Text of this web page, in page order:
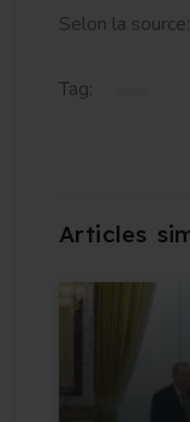
Selon la source:
Tag: